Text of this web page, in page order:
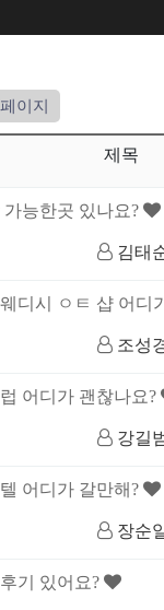
이지
제목
가능한곳 있나요?
김태
디시 ㅇㅌ 샵 어디
조성
어디가 괜찮나요?
강길
어디가 갈만해?
장순
기 있어요?